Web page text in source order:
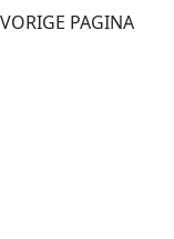
PAGINA